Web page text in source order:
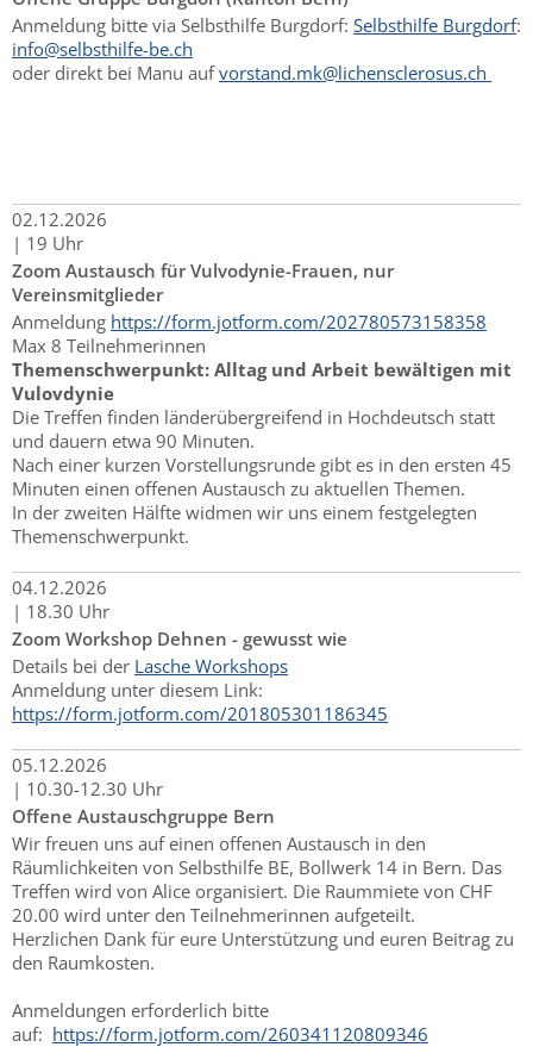
Anmeldung bitte via Selbsthilfe Burgdorf: Selbsthilfe Burgdorf:
info@selbsthilfe-be.ch
oder direkt bei Manu aufvorstand.mk@lichensclerosus.ch
02.12.2026
| 19 Uhr
Zoom Austausch für Vulvodynie-Frauen, nur
Vereinsmitglieder
Anmeldung https://form.jotform.com/202780573158358
Max 8 Teilnehmerinnen
Themenschwerpunkt: Alltag und Arbeit bewältigen mit
Vulovdynie
Die Treffen finden länderübergreifend in Hochdeutsch statt
und dauern etwa 90 Minuten.
Nach einer kurzen Vorstellungsrunde gibt es in den ersten 45
Minuten einen offenen Austausch zu aktuellen Themen.
In der zweiten Hälfte widmen wir uns einem festgelegten
Themenschwerpunkt.
04.12.2026
| 18.30 Uhr
Zoom Workshop Dehnen - gewusst wie
Details bei der Lasche Workshops
Anmeldung unter diesem Link:
https://form.jotform.com/201805301186345
05.12.2026
| 10.30-12.30 Uhr
Offene Austauschgruppe Bern
Wir freuen uns auf einen offenen Austausch in den
Räumlichkeiten von Selbsthilfe BE, Bollwerk 14 in Bern. Das
Treffen wird von Alice organisiert. Die Raummiete von CHF
20.00 wird unter den Teilnehmerinnen aufgeteilt.
Herzlichen Dank für eure Unterstützung und euren Beitrag zu
den Raumkosten.
Anmeldungen erforderlich bitte
auf: https://form.jotform.com/260341120809346